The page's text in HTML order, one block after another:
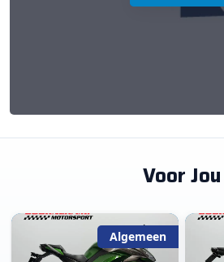
Voor Jou
Algemeen